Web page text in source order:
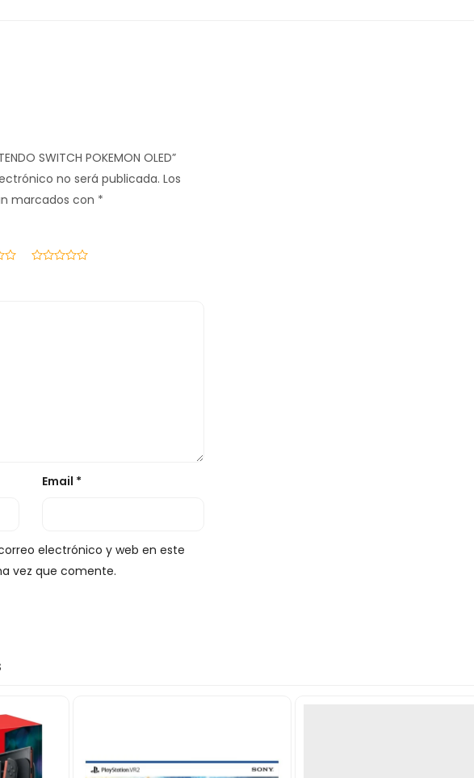
SWITCH POKEMON OLED”
no será publicada. Los
marcados con *
Email *
electrónico y web en este
vez que comente.